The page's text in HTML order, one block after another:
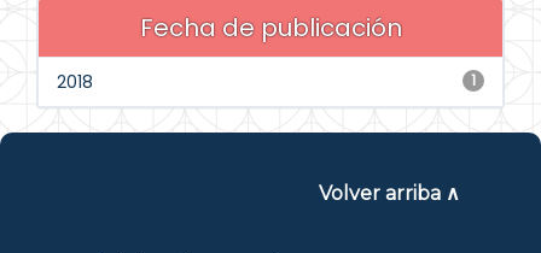
Fecha de publicación
1
2018
Volver arriba ∧